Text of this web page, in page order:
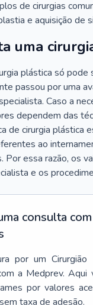
de cirurgias
e aquisição de
uma
plástica só
passou por uma
Caso a
dependem das
de cirurgia plástica
ao
Por essa razão, os
e os
consulta
por um Cirurgião
a Medprev. Aqui
por valores
taxa de adesão.